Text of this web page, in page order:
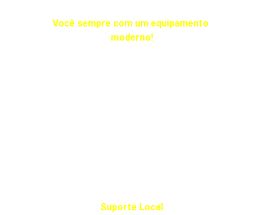
Você sempre com um equipamento
moderno!
Suporte Local